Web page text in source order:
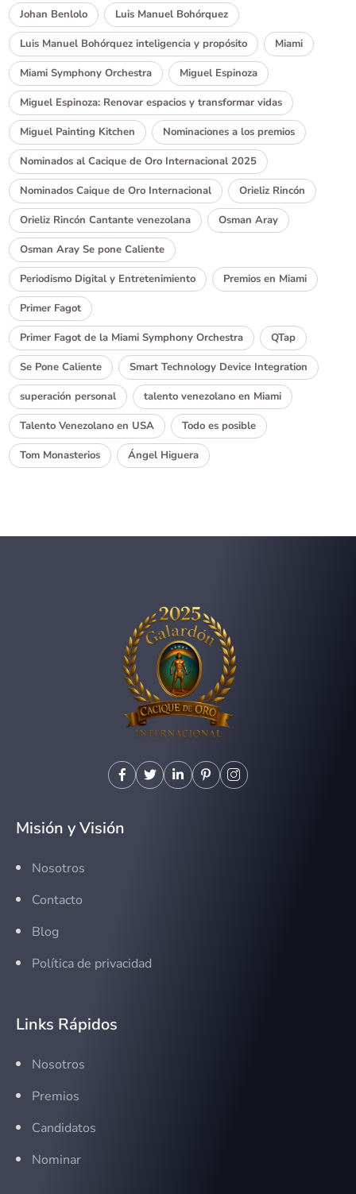
Johan Benlolo Luis Manuel Bohórquez
Luis Manuel Bohórquez inteligencia y propósito Miami
Miami Symphony Orchestra Miguel Espinoza
Miguel Espinoza: Renovar espacios y transformar vidas
Miguel Painting Kitchen Nominaciones a los premios
Nominados al Cacique de Oro Internacional 2025
Nominados Caique de Oro Internacional Orieliz Rincón
Orieliz Rincón Cantante venezolana Osman Aray
Osman Aray Se pone Caliente
Periodismo Digital y Entretenimiento Premios en Miami
Primer Fagot
Primer Fagot de la Miami Symphony Orchestra QTap
Se Pone Caliente Smart Technology Device Integration
superación personal talento venezolano en Miami
Talento Venezolano en USA Todo es posible
Tom Monasterios Ángel Higuera
Misión y Visión
Nosotros
Contacto
Blog
Política de privacidad
Links Rápidos
Nosotros
Premios
Candidatos
Nominar